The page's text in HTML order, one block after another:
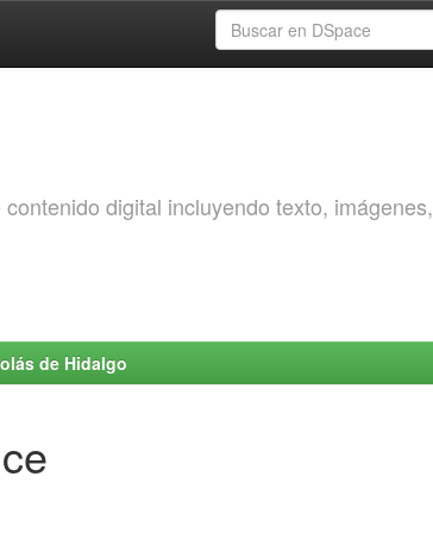
digital incluyendo texto, imágenes,
de Hidalgo